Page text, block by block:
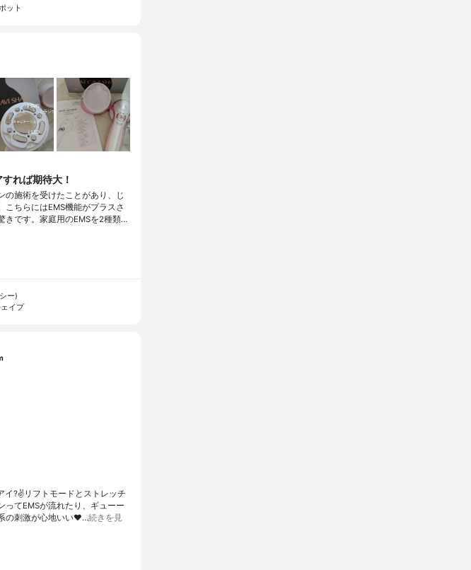
ット
れば期待大！
の施術を受けたことがあり、じ
こちらにはEMS機能がプラスさ
きです。家庭用のEMSを2種類…
ー)
イプ
?✌️リフトモードとストレッチ
ってEMSが流れたり、ギューー
の刺激が心地いい♥︎…続きを見